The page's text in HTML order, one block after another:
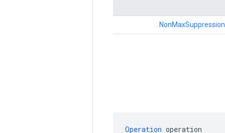
NonMaxSuppression
Operation operation